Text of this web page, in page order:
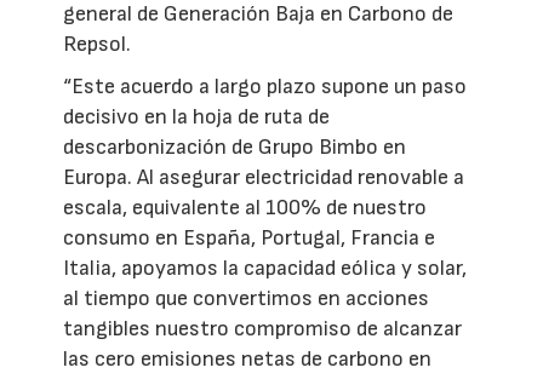
general de Generación Baja en Carbono de
Repsol.
“Este acuerdo a largo plazo supone un paso
decisivo en la hoja de ruta de
descarbonización de Grupo Bimbo en
Europa. Al asegurar electricidad renovable a
escala, equivalente al 100% de nuestro
consumo en España, Portugal, Francia e
Italia, apoyamos la capacidad eólica y solar,
al tiempo que convertimos en acciones
tangibles nuestro compromiso de alcanzar
las cero emisiones netas de carbono en